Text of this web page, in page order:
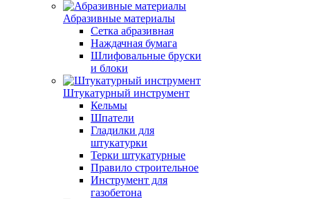
Абразивные материалы
Сетка абразивная
Наждачная бумага
Шлифовальные бруски
и блоки
Штукатурный инструмент
Кельмы
Шпатели
Гладилки для
штукатурки
Терки штукатурные
Правило строительное
Инструмент для
газобетона